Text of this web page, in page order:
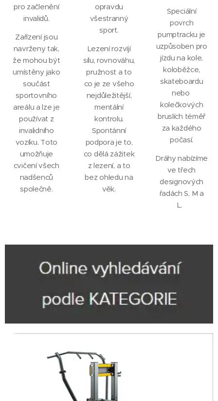
pro začlenění
invalidů.
Zařízení jsou
navrženy tak,
že mohou být
umístěny jako
součást
sportovního
areálu a lze je
používat z
invalidního
vozíku. Toto
umožňuje
cvičení všech
nadšenců
společně.
opravdu
všestranný
sport.
Lezení rozvíjí
sílu, rovnováhu,
pružnost a to
co je ze všeho
nejdůležitější,
mentální
kontrolu.
Spontánní
podpora je to,
co dělá zážitek
z lezení, a to
bez ohledu na
věk.
Speciální
povrch
pumptracku je
uzpůsoben pro
jízdu na kole,
koloběžce,
skateboardu
nebo
kolečkových
bruslích téměř
za každého
počasí.
Dráhy nabízíme
ve třech
designových
řadách S, M a
L.